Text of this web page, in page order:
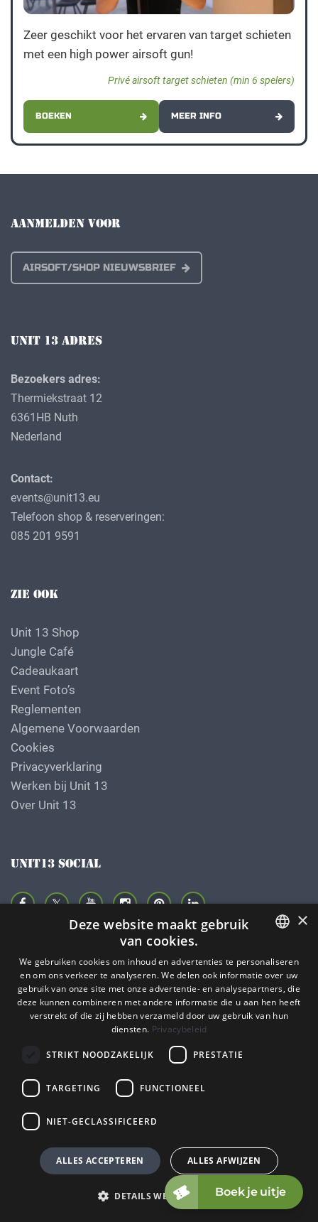
Zeer geschikt voor het ervaren van target schieten
met een high power airsoft gun!
Privé airsoft target schieten (min 6 spelers)
BOEKEN MEER INFO
AANMELDEN VOOR
AIRSOFT/SHOP NIEUWSBRIEF
UNIT 13 ADRES
Bezoekers adres:
Thermiekstraat 12
6361HB Nuth
Nederland
Contact:
events@unit13.eu
Telefoon shop & reserveringen:
085 201 9591
ZIE OOK
Unit 13 Shop
Jungle Café
Cadeaukaart
Event Foto’s
Reglementen
Algemene Voorwaarden
Cookies
Privacyverklaring
Werken bij Unit 13
Over Unit 13
UNIT13 SOCIAL
VOLG ONS OP FACEBOOK
Copyright © 2009 - 2026 - ALL EXPLICIT RIGHTS
Copyright © Copy claim on the name and logo Unit 13
shop or anything else on the website
DUTCH
ENGELS
DUITS
×
Deze website maakt gebruik
van cookies.
We gebruiken cookies om inhoud en advertenties te personaliseren
en om ons verkeer te analyseren. We delen ook informatie over uw
gebruik van onze site met onze advertentie- en analysepartners, die
deze kunnen combineren met andere informatie die u aan hen heeft
verstrekt of die zij hebben verzameld door uw gebruik van hun
diensten. Privacybeleid
STRIKT NOODZAKELIJK PRESTATIE
TARGETING FUNCTIONEEL
NIET-GECLASSIFICEERD
ALLES ACCEPTEREN ALLES AFWIJZEN
DETAILS WEERGEVEN